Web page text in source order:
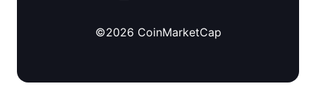
©2026 CoinMarketCap